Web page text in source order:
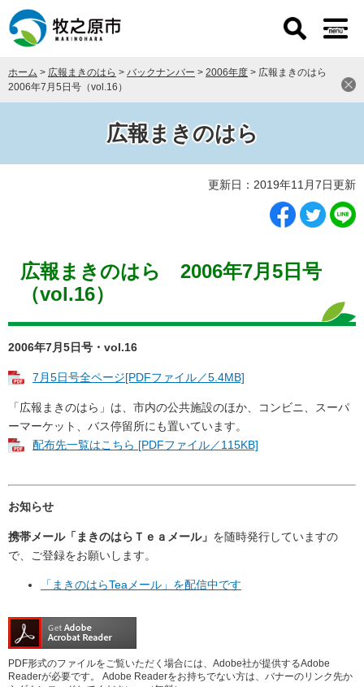
ー
先
頭
ニ
を
飛
本
ホーム > 広報まきのはら > バックナンバー > 2006年度 > 広報まきのはら
2006年7月5日号（vol.16）
広報まきのはら
更新日：2019年11月7日更新
広報まきのはら 2006年7月5日号
（vol.16）
2006年7月5日号・vol.16
7月5日号全ページ[PDFファイル／5.4MB]
「広報まきのはら」は、市内の公共施設のほか、コンビニ、スーパ
ーマーケット、バス停留所にも置いています。
配布先一覧はこちら [PDFファイル／115KB]
お知らせ
携帯メール「まきのはらＴｅａメール」 を随時発行していますの
で、ご登録をお願いします。
「まきのはらTeaメール」を配信中です
PDF形式のファイルをご覧いただく場合には、Adobe社が提供するAdobe
Readerが必要です。
Adobe Readerをお持ちでない方は、バナーのリンク先か